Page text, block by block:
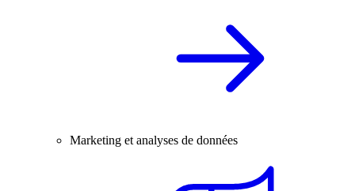
Marketing et analyses de données